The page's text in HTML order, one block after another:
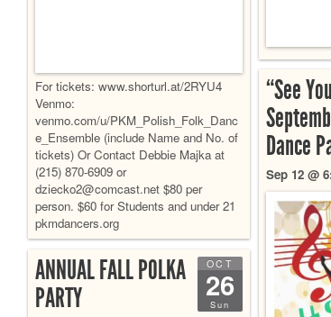
For tickets: www.shorturl.at/2RYU4
Venmo:
venmo.com/u/PKM_Polish_Folk_Danc
e_Ensemble (include Name and No. of
tickets) Or Contact Debbie Majka at
(215) 870-6909 or
dziecko2@comcast.net $80 per
person. $60 for Students and under 21
pkmdancers.org
“See
Dance
Sep 12 @
OCT
26
Sun
ANNUAL FALL POLKA
PARTY